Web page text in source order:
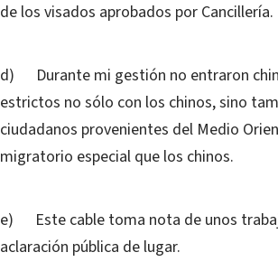
de los visados aprobados por Cancillería.
d) Durante mi gestión no entraron
estrictos no sólo con los chinos, sino
ciudadanos provenientes del Medio
migratorio especial que los chinos.
e) Este cable toma nota de unos
aclaración pública de lugar.